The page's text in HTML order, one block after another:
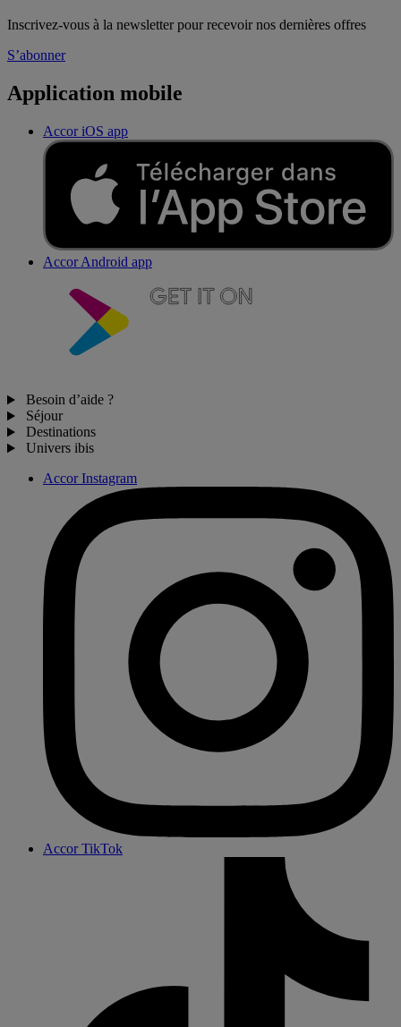
Inscrivez-vous à la newsletter pour recevoir nos dernières offres
S’abonner
Application mobile
Accor iOS app
Accor Android app
Besoin d’aide ?
Séjour
Destinations
Univers ibis
Accor Instagram
Accor TikTok